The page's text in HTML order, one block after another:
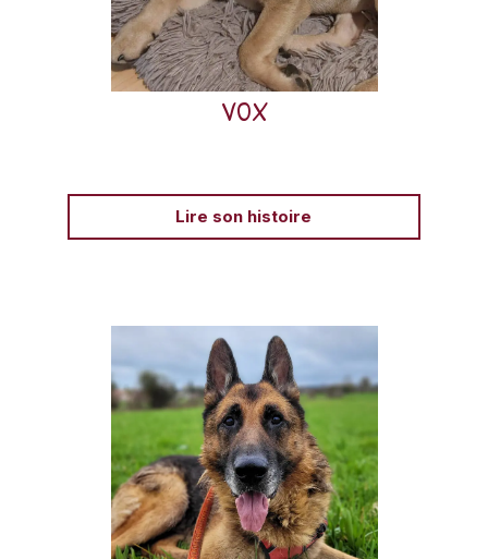
VOX
une sténose aortique, une grave malformation cardiaque
nécessitant un suivi vétérinaire régulier.
Lire son histoire
Malone est un Berger allemand sauvé en 2022 par la
Brigade de Protection Animale.